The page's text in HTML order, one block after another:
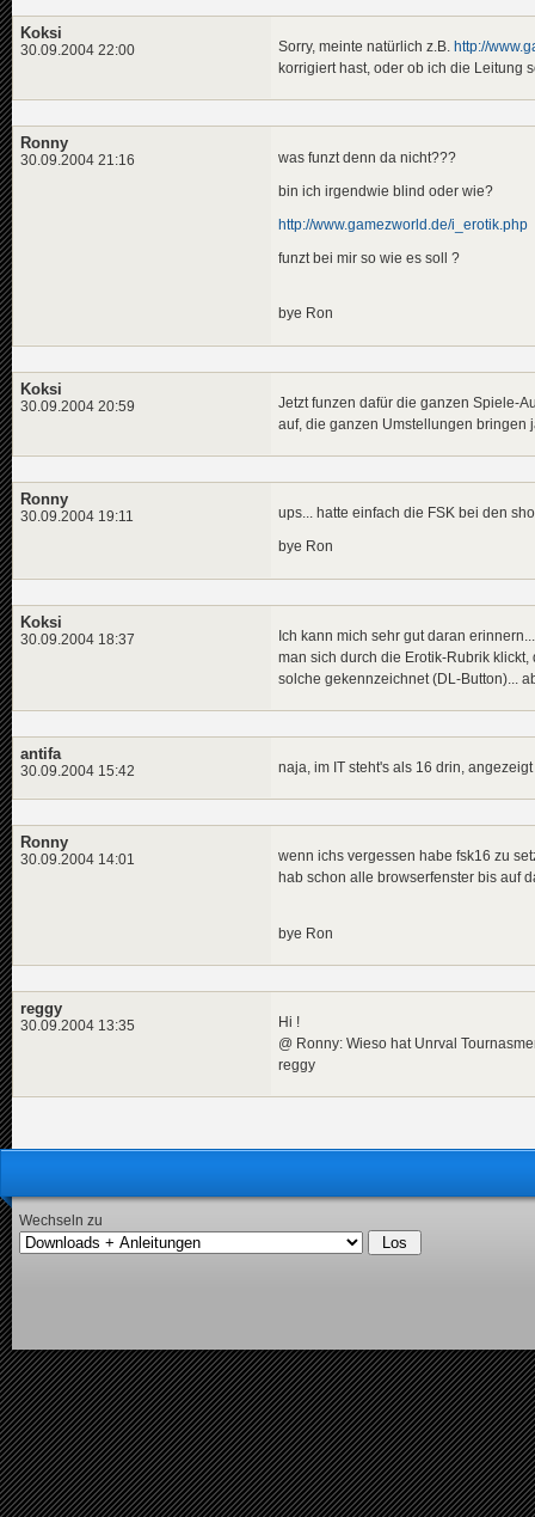
Koksi
30.09.2004 22:00 Sorry, meinte natürlich z.B. http://
korrigiert hast, oder ob ich die Leitung
Ronny
30.09.2004 21:16 was funzt denn da nicht???
bin ich irgendwie blind oder wie?
http://www.gamezworld.de/i_erotik.php
funzt bei mir so wie es soll ?
bye Ron
Koksi
30.09.2004 20:59
Jetzt funzen dafür die ganzen Spiele-
auf, die ganzen Umstellungen bringen
Ronny
30.09.2004 19:11 ups... hatte einfach die FSK bei den
bye Ron
Koksi
30.09.2004 18:37
Ich kann mich sehr gut daran
man sich durch die Erotik-Rubrik
solche gekennzeichnet (DL-Button)...
antifa
30.09.2004 15:42 naja, im IT steht's als 16 drin,
Ronny
30.09.2004 14:01
wenn ichs vergessen habe fsk16 zu
hab schon alle browserfenster bis auf
bye Ron
reggy
30.09.2004 13:35
Hi !
@ Ronny: Wieso hat Unrval
reggy
Wechseln zu